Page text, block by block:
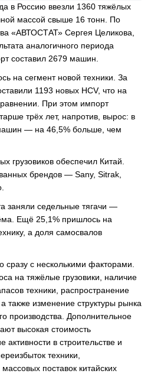
в Россию ввезли 1360 тяжёлых
массой свыше 16 тонн. По
«АВТОСТАТ» Сергея Целикова,
аналогичного периода
составил 2679 машин.
на сегмент новой техники. За
1193 новых HCV, что на
При этом импорт
трёх лет, напротив, вырос: в
— на 46,5% больше, чем
грузовиков обеспечил Китай.
брендов — Sany, Sitrak,
заняли седельные тягачи —
Ещё 25,1% пришлось на
а доля самосвалов
с несколькими факторами.
на тяжёлые грузовики, наличие
техники, распространение
также изменение структуры рынка
производства. Дополнительное
высокая стоимость
в строительстве и
техники,
поставок китайских